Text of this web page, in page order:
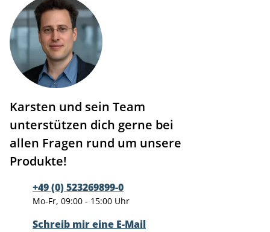
Karsten und sein Team
unterstützen dich gerne bei
allen Fragen rund um unsere
Produkte!
+49 (0) 523269899-0
Mo-Fr, 09:00 - 15:00 Uhr
Schreib mir eine E-Mail